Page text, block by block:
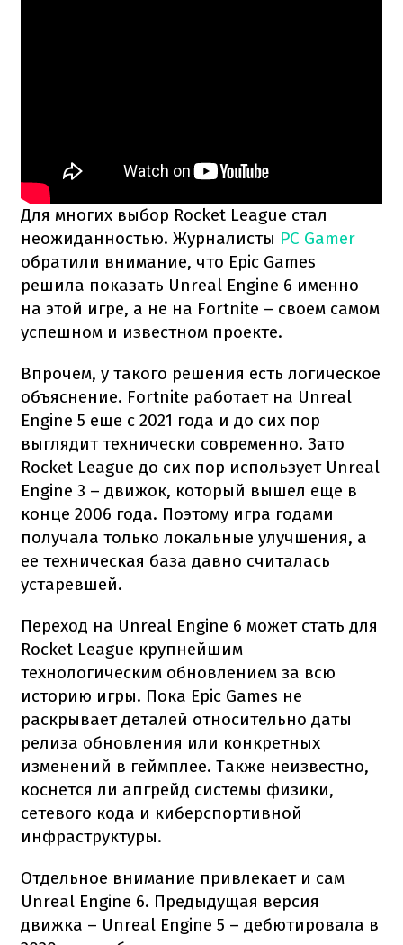
Для многих выбор Rocket League стал
неожиданностью. Журналисты PC Gamer
обратили внимание, что Epic Games
решила показать Unreal Engine 6 именно
на этой игре, а не на Fortnite – своем самом
успешном и известном проекте.
Впрочем, у такого решения есть логическое
объяснение. Fortnite работает на Unreal
Engine 5 еще с 2021 года и до сих пор
выглядит технически современно. Зато
Rocket League до сих пор использует Unreal
Engine 3 – движок, который вышел еще в
конце 2006 года. Поэтому игра годами
получала только локальные улучшения, а
ее техническая база давно считалась
устаревшей.
Переход на Unreal Engine 6 может стать для
Rocket League крупнейшим
технологическим обновлением за всю
историю игры. Пока Epic Games не
раскрывает деталей относительно даты
релиза обновления или конкретных
изменений в геймплее. Также неизвестно,
коснется ли апгрейд системы физики,
сетевого кода и киберспортивной
инфраструктуры.
Отдельное внимание привлекает и сам
Unreal Engine 6. Предыдущая версия
движка – Unreal Engine 5 – дебютировала в